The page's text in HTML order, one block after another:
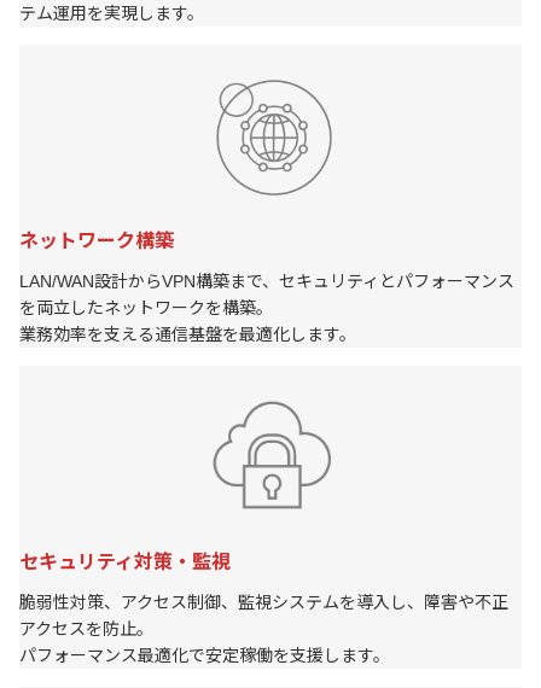
テム運用を実現します。
ネットワーク構築
LAN/WAN設計からVPN構築まで、セキュリティとパフォーマンス
を両立したネットワークを構築。
業務効率を支える通信基盤を最適化します。
セキュリティ対策・監視
脆弱性対策、アクセス制御、監視システムを導入し、障害や不正
アクセスを防止。
パフォーマンス最適化で安定稼働を支援します。